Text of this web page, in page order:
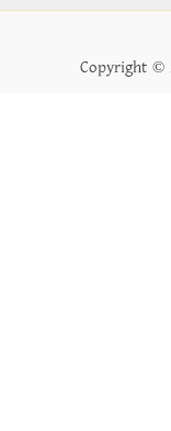
Copyright ©